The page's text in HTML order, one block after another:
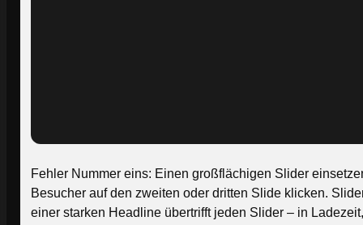
Fehler Nummer eins: Einen großflächigen Slider
Besucher auf den zweiten oder dritten Slide klicken.
einer starken Headline übertrifft jeden Slider – in